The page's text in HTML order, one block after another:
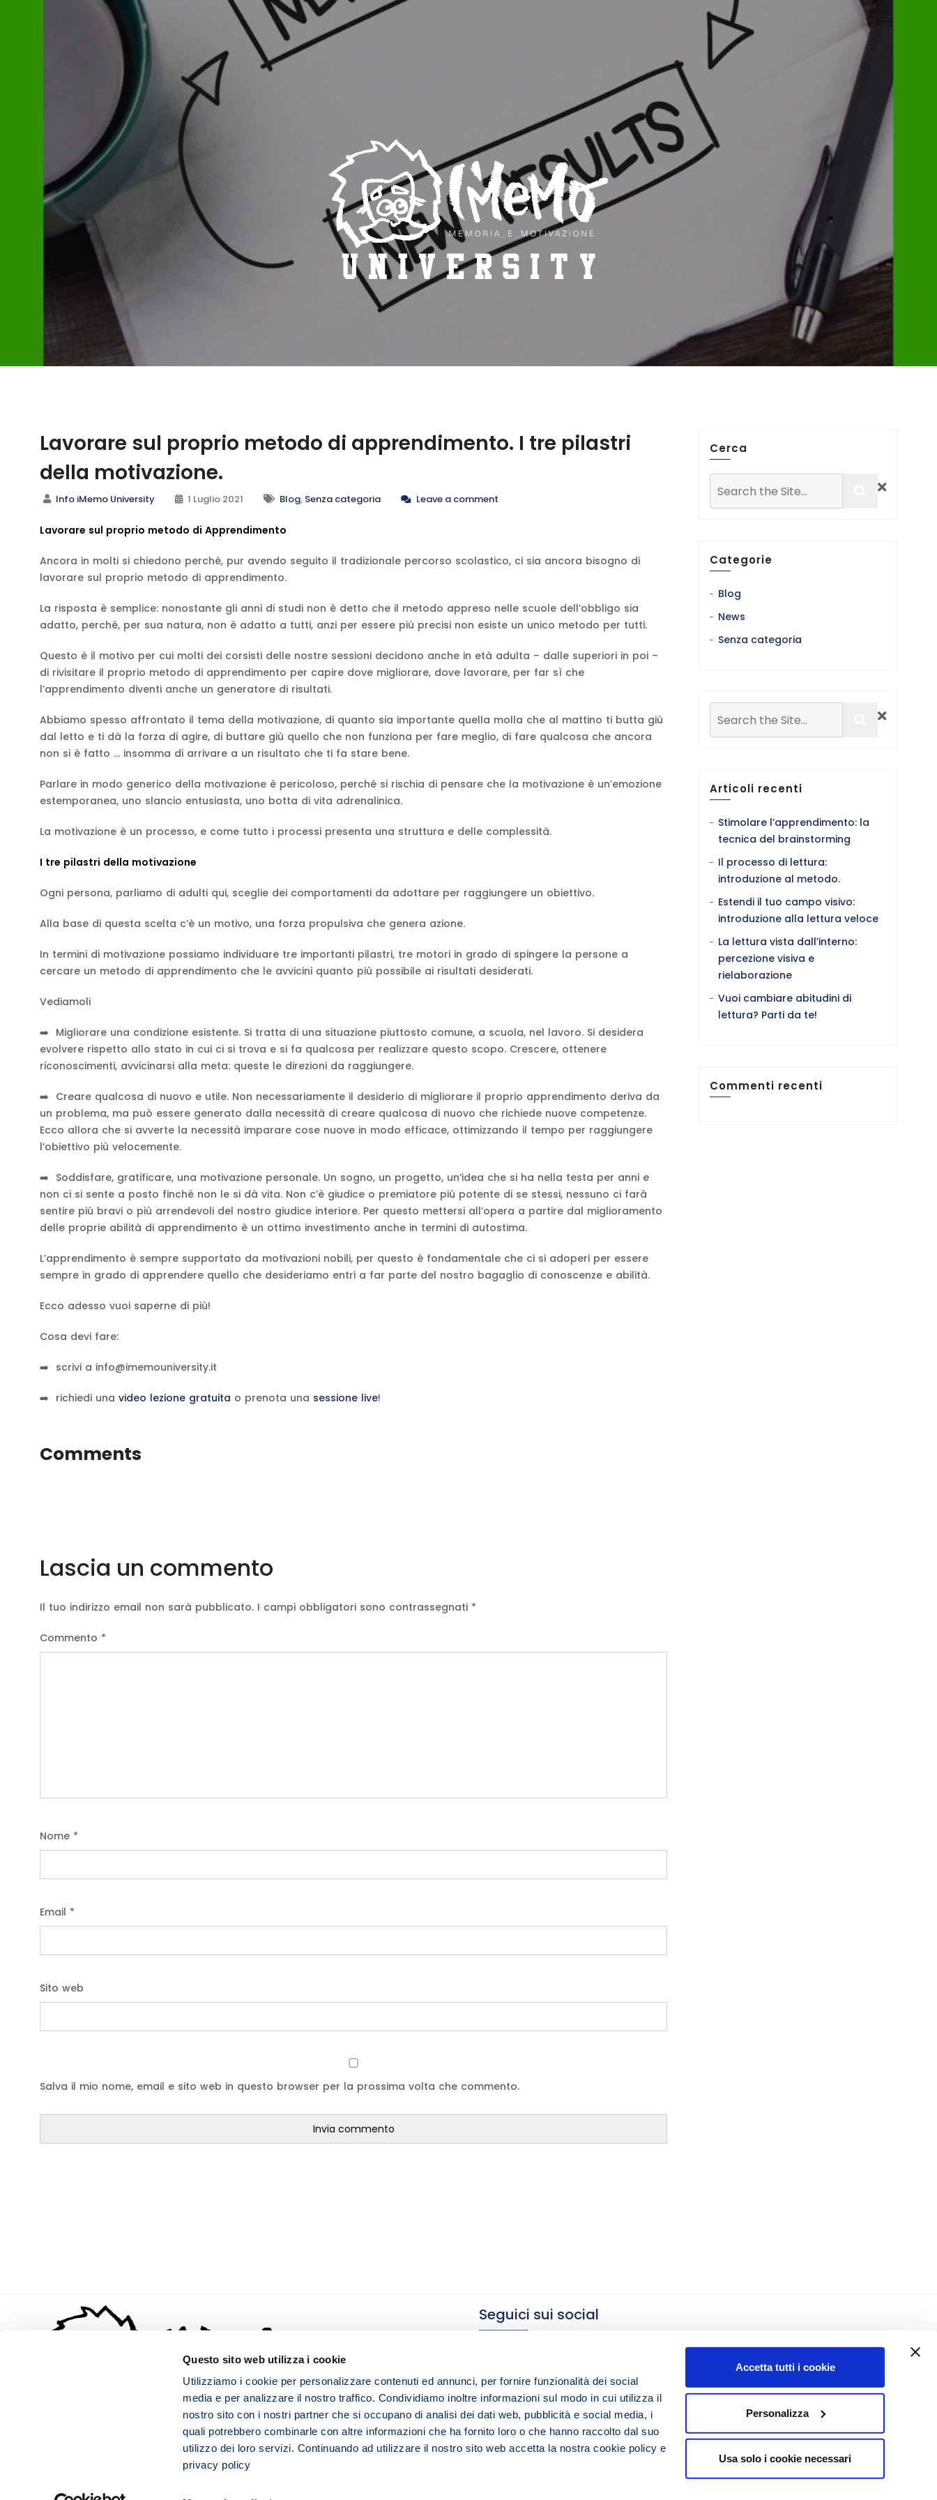
Questo sito web utilizza i cookie
Utilizziamo i cookie per personalizzare contenuti ed annunci, per fornire funzionalità dei social
media e per analizzare il nostro traffico. Condividiamo inoltre informazioni sul modo in cui utilizza il
nostro sito con i nostri partner che si occupano di analisi dei dati web, pubblicità e social media, i
quali potrebbero combinarle con altre informazioni che ha fornito loro o che hanno raccolto dal suo
utilizzo dei loro servizi. Continuando ad utilizzare il nostro sito web accetta la nostracookie policy e
privacy policy
Accetta tutti i cookie
Personalizza
Usa solo i cookie necessari
Lavorare sul proprio metodo di apprendimento. I tre pilastri
della motivazione.
Info iMemo University 1 Luglio 2021 Blog, Senza categoria Leave a comment
Lavorare sul proprio metodo di Apprendimento
Ancora in molti si chiedono perché, pur avendo seguito il tradizionale percorso scolastico, ci sia ancora bisogno di
lavorare sul proprio metodo di apprendimento.
La risposta è semplice: nonostante gli anni di studi non è detto che il metodo appreso nelle scuole dell’obbligo sia
adatto, perché, per sua natura, non è adatto a tutti, anzi per essere più precisi non esiste un unico metodo per tutti.
Questo è il motivo per cui molti dei corsisti delle nostre sessioni decidono anche in età adulta – dalle superiori in poi –
di rivisitare il proprio metodo di apprendimento per capire dove migliorare, dove lavorare, per far sì che
l’apprendimento diventi anche un generatore di risultati.
Abbiamo spesso affrontato il tema della motivazione, di quanto sia importante quella molla che al mattino ti butta giù
dal letto e ti dà la forza di agire, di buttare giù quello che non funziona per fare meglio, di fare qualcosa che ancora
non si è fatto … insomma di arrivare a un risultato che ti fa stare bene.
Parlare in modo generico della motivazione è pericoloso, perché si rischia di pensare che la motivazione è un’emozione
estemporanea, uno slancio entusiasta, uno botta di vita adrenalinica.
La motivazione è un processo, e come tutto i processi presenta una struttura e delle complessità.
I tre pilastri della motivazione
Ogni persona, parliamo di adulti qui, sceglie dei comportamenti da adottare per raggiungere un obiettivo.
Alla base di questa scelta c’è un motivo, una forza propulsiva che genera azione.
In termini di motivazione possiamo individuare tre importanti pilastri, tre motori in grado di spingere la persone a
cercare un metodo di apprendimento che le avvicini quanto più possibile ai risultati desiderati.
Vediamoli
➡️ Migliorare una condizione esistente. Si tratta di una situazione piuttosto comune, a scuola, nel lavoro. Si desidera
evolvere rispetto allo stato in cui ci si trova e si fa qualcosa per realizzare questo scopo. Crescere, ottenere
riconoscimenti, avvicinarsi alla meta: queste le direzioni da raggiungere.
➡️ Creare qualcosa di nuovo e utile. Non necessariamente il desiderio di migliorare il proprio apprendimento deriva da
un problema, ma può essere generato dalla necessità di creare qualcosa di nuovo che richiede nuove competenze.
Ecco allora che si avverte la necessità imparare cose nuove in modo efficace, ottimizzando il tempo per raggiungere
l’obiettivo più velocemente.
➡️ Soddisfare, gratificare, una motivazione personale. Un sogno, un progetto, un’idea che si ha nella testa per anni e
non ci si sente a posto finché non le si dà vita. Non c’è giudice o premiatore più potente di se stessi, nessuno ci farà
sentire più bravi o più arrendevoli del nostro giudice interiore. Per questo mettersi all’opera a partire dal miglioramento
delle proprie abilità di apprendimento è un ottimo investimento anche in termini di autostima.
L’apprendimento è sempre supportato da motivazioni nobili, per questo è fondamentale che ci si adoperi per essere
sempre in grado di apprendere quello che desideriamo entri a far parte del nostro bagaglio di conoscenze e abilità.
Ecco adesso vuoi saperne di più!
Cosa devi fare:
➡️ scrivi a info@imemouniversity.it
➡️ richiedi una video lezione gratuita o prenota una sessione live!
Comments
Lascia un commento
Il tuo indirizzo email non sarà pubblicato. I campi obbligatori sono contrassegnati *
Commento *
Nome *
Email *
Sito web
Salva il mio nome, email e sito web in questo browser per la prossima volta che commento.
Cerca
Categorie
Blog
News
Senza categoria
Articoli recenti
Stimolare l’apprendimento: la
tecnica del brainstorming
Il processo di lettura:
introduzione al metodo.
Estendi il tuo campo visivo:
introduzione alla lettura veloce
La lettura vista dall’interno:
percezione visiva e
rielaborazione
Vuoi cambiare abitudini di
lettura? Parti da te!
Commenti recenti
Seguici sui social
Privacy Policy & Cookie Policy
Condizioni generali
Contatti
P.IVA: 15086091004 Cap.soc. € 10.000 REA: RM-1567045